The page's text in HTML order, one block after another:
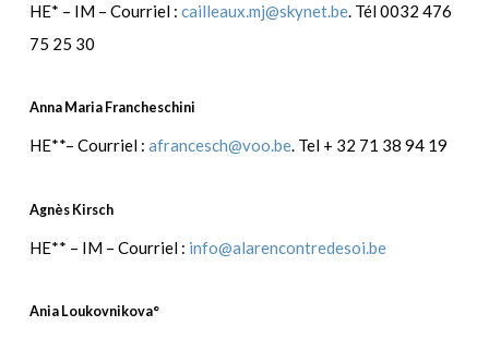
HE* – IM – Courriel : cailleaux.mj@skynet.be. Tél 0032 476
75 25 30
Anna Maria Francheschini
HE**– Courriel : afrancesch@voo.be. Tel + 32 71 38 94 19
Agnès Kirsch
HE** – IM – Courriel : info@alarencontredesoi.be
Ania Loukovnikova°